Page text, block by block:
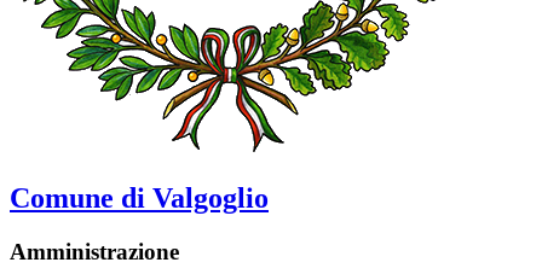
Comune di Valgoglio
Amministrazione